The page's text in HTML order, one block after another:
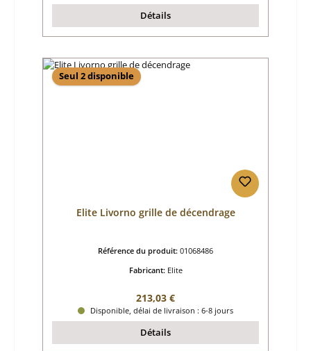
Détails
Seul 2 disponible
Elite Livorno grille de décendrage
Référence du produit: 01068486
Fabricant: Elite
Prix régulier :
213,03 €
Disponible, délai de livraison : 6-8 jours
Détails